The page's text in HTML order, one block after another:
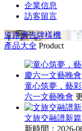
企業信息
訪客留言
道路廣告牌樣機
產品大全 Product
童心筑夢，
六一文藝晚會
文旅交融譜新
新時間：2026-